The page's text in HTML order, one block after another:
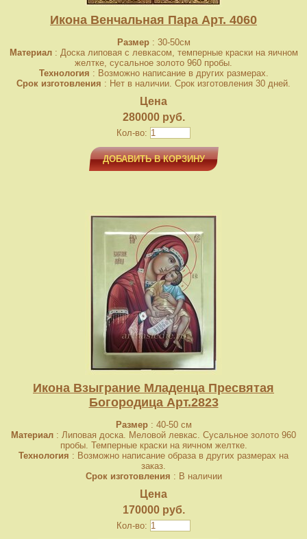
Икона Венчальная Пара Арт. 4060
Размер: 30-50см
Материал: Доска липовая с левкасом, темперные краски на яичном
желтке, сусальное золото 960 пробы.
Технология : Возможно написание в других размерах.
Срок изготовления : Нет в наличии. Срок изготовления 30 дней.
Цена
280000 руб.
Кол-во:
ДОБАВИТЬ В КОРЗИНУ
Икона Взыграние Младенца Пресвятая
Богородица Арт.2823
Размер: 40-50 см
Материал : Липовая доска. Меловой левкас. Сусальное золото 960
пробы. Темперные краски на яичном желтке.
Технология : Возможно написание образа в других размерах на
заказ.
Срок изготовления : В наличии
Цена
170000 руб.
Кол-во: